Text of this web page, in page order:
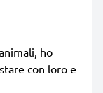
ho
con loro e